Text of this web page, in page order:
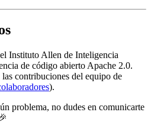
Instituto Allen de Inteligencia
de código abierto Apache 2.0.
contribuciones del equipo de
).
problema, no dudes en comunicarte